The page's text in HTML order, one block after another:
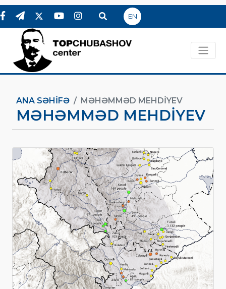
EN
ANA SƏHIFƏ MƏHƏMMƏD MEHDIYEV
MƏHƏMMƏD MEHDIYEV